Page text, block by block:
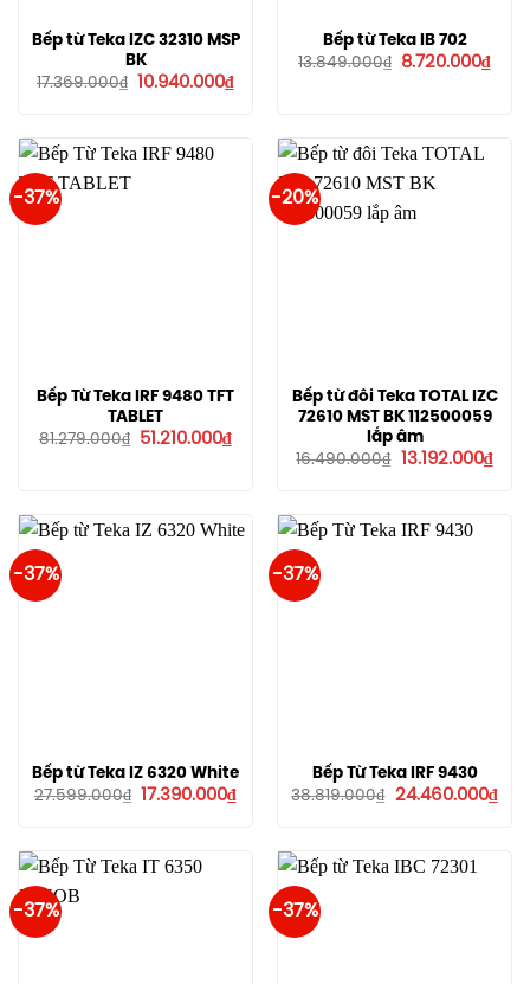
Bếp từ Teka IZC 32310 MSP
BK
17.369.000₫ Giá
10.940.000₫Giá
hiện
10.940.000₫.
Bếp từ Teka IB 702
13.849.000₫
Giá
8.720.000₫Giá
hiện
-37%
Bếp Từ Teka IRF 9480 TFT
TABLET
81.279.000₫
Giá
51.210.000₫Giá
hiện
-20%
Bếp từ đôi Teka TOTAL IZC
72610 MST BK 112500059
lắp âm
16.490.000₫
Giá
13.192.000₫Giá
hiện
-37%
Bếp từ Teka IZ 6320 White
27.599.000₫ Giá
17.390.000₫Giá
hiện
17.390.000₫.
-37%
Bếp Từ Teka IRF 9430
38.819.000₫
Giá
24.460.000₫Giá
hiện
-37% -37%